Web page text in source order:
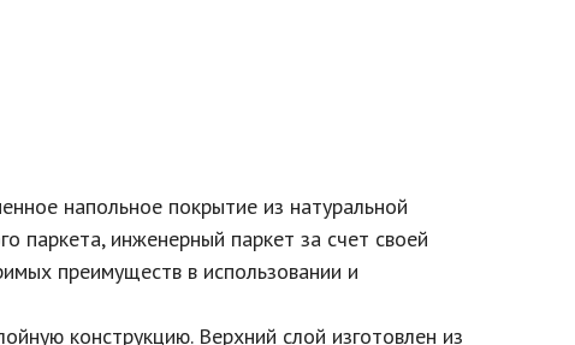
напольное покрытие из натуральной
паркета, инженерный паркет за счет своей
преимуществ в использовании и
конструкцию. Верхний слой изготовлен из